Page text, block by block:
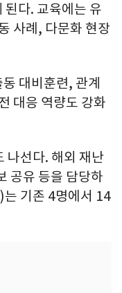
된다. 교육에는 유
사례, 다문화 현장
대비훈련, 관계
대응 역량도 강화
나선다. 해외 재난
공유 등을 담당하
기존 4명에서 14